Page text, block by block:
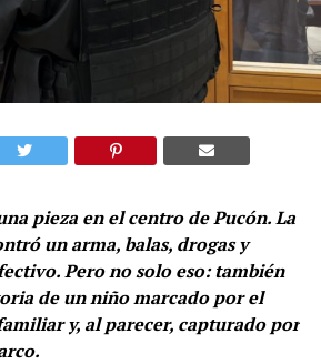
pieza en el centro de Pucón. La
un arma, balas, drogas y
Pero no solo eso: también
de un niño marcado por el
y, al parecer, capturado por